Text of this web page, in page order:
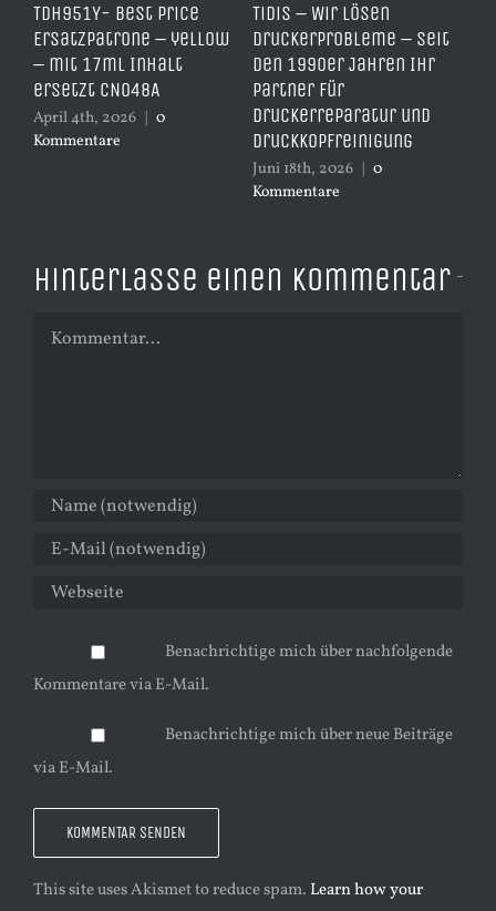
TDH951Y- Best Price
Ersatzpatrone – yellow
– mit 17ml Inhalt
ersetzt CN048A
April 4th, 2026 | 0
Kommentare
TiDis – Wir lösen
Druckerprobleme – Seit
den 1990er Jahren Ihr
Partner für
Druckerreparatur und
Druckkopfreinigung
Juni 18th, 2026 | 0
Kommentare
Hinterlasse einen Kommentar
Kommentar
Benachrichtige mich über nachfolgende
Kommentare via E-Mail.
Benachrichtige mich über neue Beiträge
via E-Mail.
This site uses Akismet to reduce spam. Learn how your